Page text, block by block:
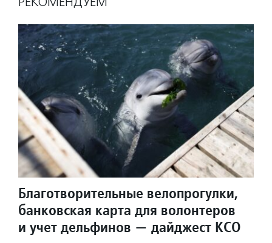
Благотворительные велопрогулки,
банковская карта для волонтеров
и учет дельфинов — дайджест КСО